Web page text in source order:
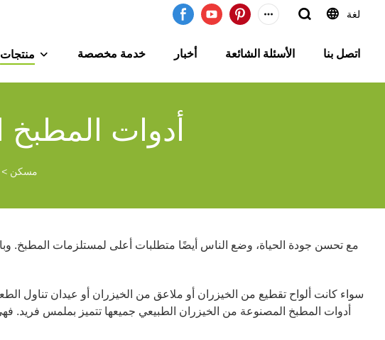
لغة
منتجات خدمة مخصصة أخبار الأسئلة الشائعة اتصل بنا
أدوات
مسكن >
مع تحسن جودة الحياة، وضع الناس أيضًا متطلبات أعلى لمستلزمات المطبخ.
سواء كانت ألواح تقطيع من الخيزران أو ملاعق من الخيزران أو عيدان تناول
أدوات المطبخ المصنوعة من الخيزران الطبيعي جميعها تتميز بملمس فريد.